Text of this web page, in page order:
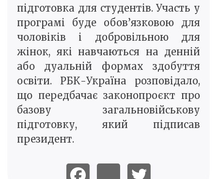
підготовка для студентів. Участь у
програмі буде обов’язковою для
чоловіків і добровільною для
жінок, які навчаються на денній
або дуальній формах здобуття
освіти. РБК-Україна розповідало,
що передбачає законопроєкт про
базову загальновійськову
підготовку, який підписав
президент.